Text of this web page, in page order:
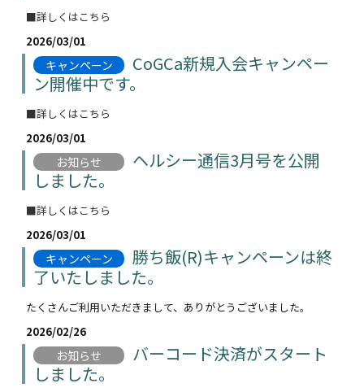
■詳しくはこちら
2026/03/01
キャンペーン
CoGCa新規入会キャンペー
ン開催中です。
■詳しくはこちら
2026/03/01
お知らせ
ヘルシー通信3月号を公開
しました。
■詳しくはこちら
2026/03/01
キャンペーン
勝ち飯(R)キャンペーンは終
了いたしました。
たくさんご利用いただきまして、ありがとうございました。
2026/02/26
お知らせ
バーコード決済がスタート
しました。